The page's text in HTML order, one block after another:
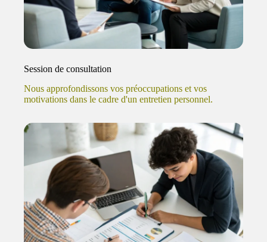
Session de consultation
Nous approfondissons vos préoccupations et vos
motivations dans le cadre d'un entretien personnel.